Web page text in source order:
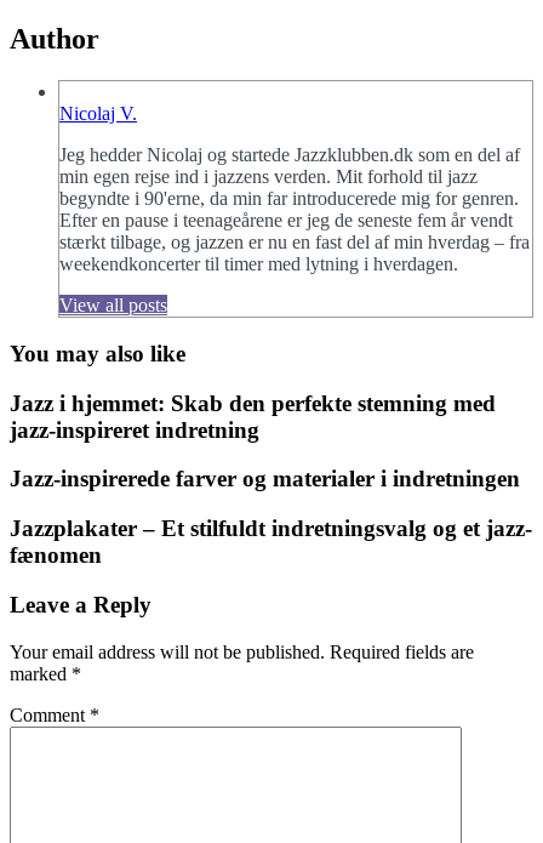
Author
Nicolaj V.
Jeg hedder Nicolaj og startede Jazzklubben.dk som en del af
min egen rejse ind i jazzens verden. Mit forhold til jazz
begyndte i 90'erne, da min far introducerede mig for genren.
Efter en pause i teenageårene er jeg de seneste fem år vendt
stærkt tilbage, og jazzen er nu en fast del af min hverdag – fra
weekendkoncerter til timer med lytning i hverdagen.
View all posts
You may also like
Jazz i hjemmet: Skab den perfekte stemning med
jazz-inspireret indretning
Jazz-inspirerede farver og materialer i indretningen
Jazzplakater – Et stilfuldt indretningsvalg og et jazz-
fænomen
Leave a Reply
Your email address will not be published. Required fields are
marked *
Comment *